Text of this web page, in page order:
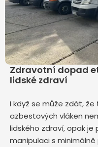
Zdravotní dopad
lidské zdraví
I když se může zdát,
azbestových vláken
lidského zdraví, opak je
manipulaci s